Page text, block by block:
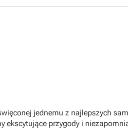
jednemu z najlepszych
ekscytujące przygody i